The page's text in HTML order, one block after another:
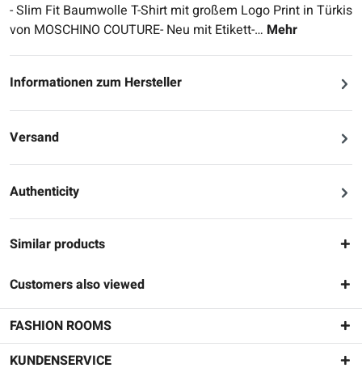
- Slim Fit Baumwolle T-Shirt mit großem Logo Print in Türkis
von MOSCHINO COUTURE- Neu mit Etikett-… Mehr
Informationen zum Hersteller
Versand
Authenticity
Similar products
Customers also viewed
FASHION ROOMS
KUNDENSERVICE